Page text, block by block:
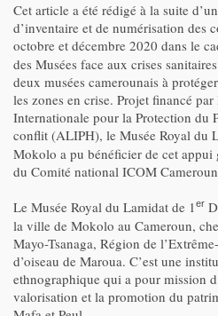
Cet article a été rédigé à la suite
d’inventaire et de numérisation des
octobre et décembre 2020 dans le
des Musées face aux crises
deux musées camerounais à
les zones en crise. Projet financé
Internationale pour la Protection du
conflit (ALIPH), le Musée Royal du
Mokolo a pu bénéficier de cet appui
du Comité national ICOM
Le Musée Royal du Lamidat de 1er
la ville de Mokolo au Cameroun,
Mayo-Tsanaga, Région de
d’oiseau de Maroua. C’est une
ethnographique qui a pour mission
valorisation et la promotion du